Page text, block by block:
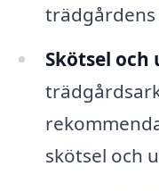
trädgårdens
Skötsel och
skötsel och